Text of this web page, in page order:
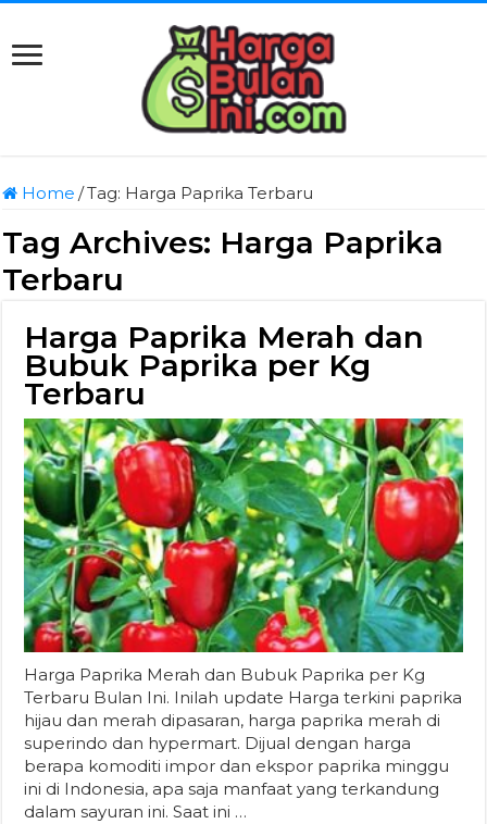
Home /Tag: Harga Paprika Terbaru
Tag Archives: Harga Paprika
Terbaru
Harga Paprika Merah dan
Bubuk Paprika per Kg
Terbaru
Harga Paprika Merah dan Bubuk Paprika per Kg
Terbaru Bulan Ini. Inilah update Harga terkini paprika
hijau dan merah dipasaran, harga paprika merah di
superindo dan hypermart. Dijual dengan harga
berapa komoditi impor dan ekspor paprika minggu
ini di Indonesia, apa saja manfaat yang terkandung
dalam sayuran ini. Saat ini …